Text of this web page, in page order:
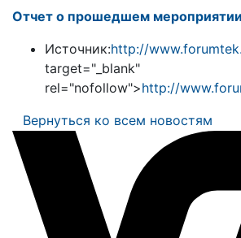
Отчет о прошедшем мероприятии
Источник:http://
target="_blank"
rel="nofollow">http://
Вернуться ко всем новостям